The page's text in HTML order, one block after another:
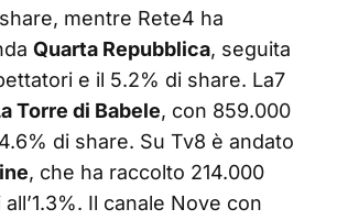
mentre Rete4 ha
Quarta Repubblica, seguita
e il 5.2% di share. La7
Torre di Babele, con 859.000
di share. Su Tv8 è andato
, che ha raccolto 214.000
Il canale Nove con